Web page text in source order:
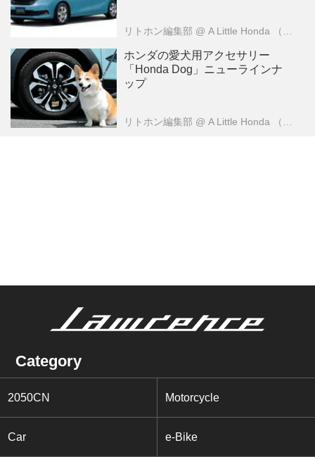
リトホン編集部 @ A Little Honda （ア・リトル・ホンダ）編集部
ホンダの愛犬用アクセサリー
「Honda Dog」ニューラインナ
ップ
リトホン編集部 @ A Little Honda （ア・リトル・ホンダ）編集部
Category
2050CN Motorcycle
Car e-Bike